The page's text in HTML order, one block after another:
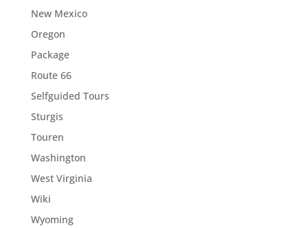
New Mexico
Oregon
Package
Route 66
Selfguided Tours
Sturgis
Touren
Washington
West Virginia
Wiki
Wyoming